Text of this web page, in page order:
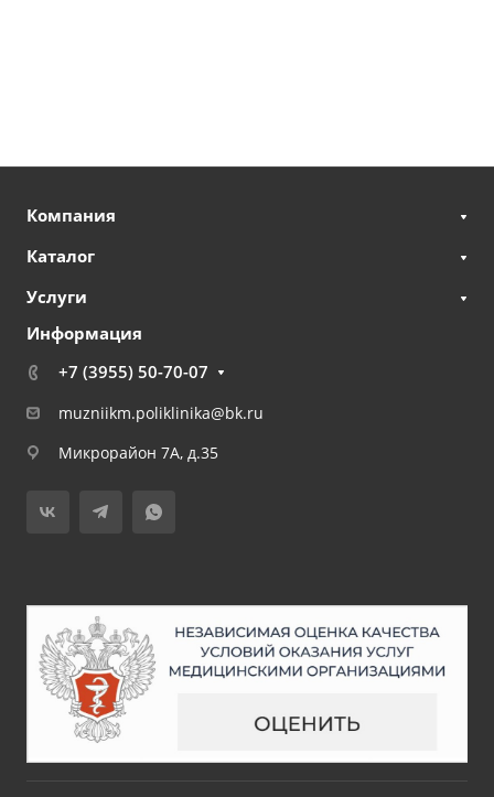
Компания
Каталог
Услуги
Информация
+7 (3955) 50-70-07
muzniikm.poliklinika@bk.ru
Микрорайон 7А, д.35